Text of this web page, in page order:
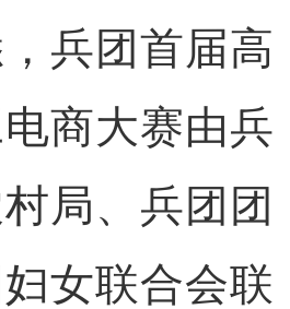
团首届高
商大赛由兵
局、兵团团
女联合会联